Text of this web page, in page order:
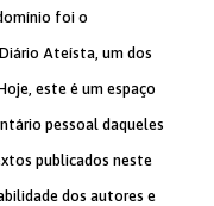
foi o
Ateísta, um dos
este é um espaço
pessoal daqueles
publicados neste
dos autores e